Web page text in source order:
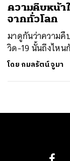
ความคืบหน้า
จากทั่วโลก
มาดูกันว่าความคื
วิด-19 นั้นถึงไหน
โดย กมลรัตน์ จูมา